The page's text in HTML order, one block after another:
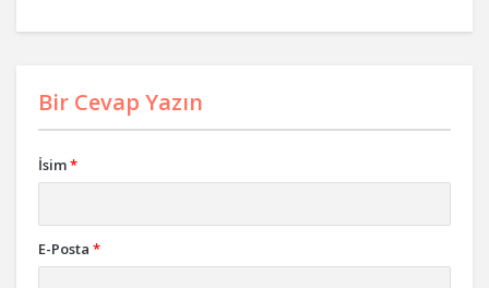
Bir Cevap Yazın
İsim*
E-Posta *